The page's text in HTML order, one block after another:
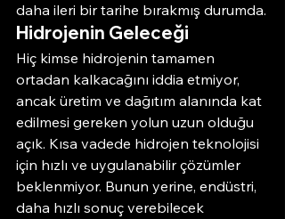
daha ileri bir tarihe bırakmış durumda.
Hidrojenin Geleceği
Hiç kimse hidrojenin tamamen
ortadan kalkacağını iddia etmiyor,
ancak üretim ve dağıtım alanında kat
edilmesi gereken yolun uzun olduğu
açık. Kısa vadede hidrojen teknolojisi
için hızlı ve uygulanabilir çözümler
beklenmiyor. Bunun yerine, endüstri,
daha hızlı sonuç verebilecek